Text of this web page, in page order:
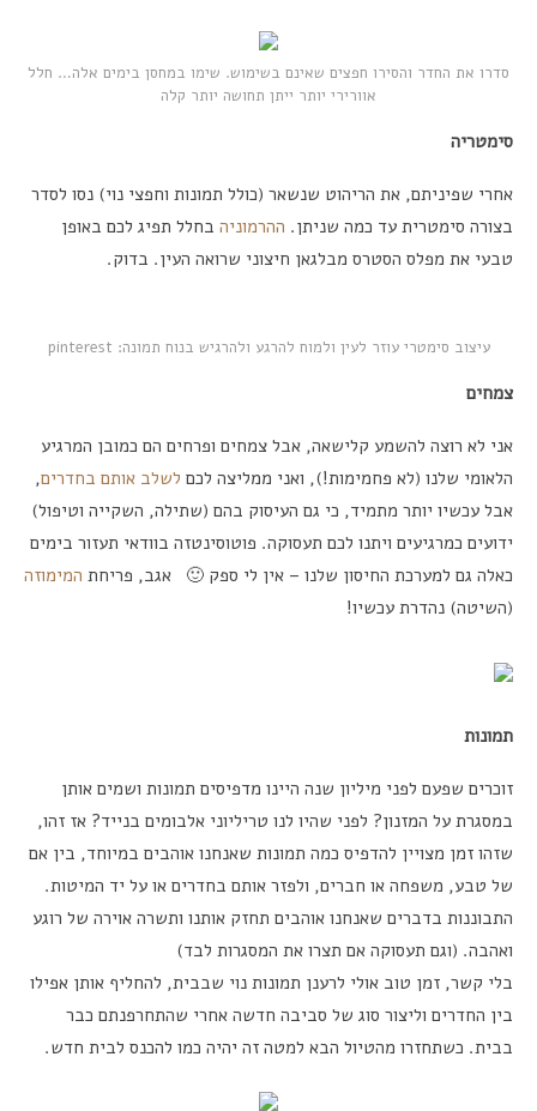
סדרו את החדר והסירו חפצים שאינם בשימוש. שימו במחסן בימים אלה… חלל
אוורירי יותר ייתן תחושה יותר קלה
סימטריה
אחרי שפיניתם, את הריהוט שנשאר (כולל תמונות וחפצי נוי) נסו לסדר
בצורה סימטרית עד כמה שניתן. ההרמוניה בחלל תפיג לכם באופן
טבעי את מפלס הסטרס מבלגאן חיצוני שרואה העין. בדוק.
עיצוב סימטרי עוזר לעין ולמוח להרגע ולהרגיש בנוח תמונה: pinterest
צמחים
אני לא רוצה להשמע קלישאה, אבל צמחים ופרחים הם כמובן המרגיע
הלאומי שלנו (לא פחמימות!), ואני ממליצה לכם לשלב אותם בחדרים,
אבל עכשיו יותר מתמיד, כי גם העיסוק בהם (שתילה, השקייה וטיפול)
ידועים כמרגיעים ויתנו לכם תעסוקה. פוטוסינטזה בוודאי תעזור בימים
כאלה גם למערכת החיסון שלנו – אין לי ספק 🙂 אגב, פריחת המימוזה
(השיטה) נהדרת עכשיו!
תמונות
זוכרים שפעם לפני מיליון שנה היינו מדפיסים תמונות ושמים אותן
במסגרת על המזנון? לפני שהיו לנו טריליוני אלבומים בנייד? אז זהו,
שזהו זמן מצויין להדפיס כמה תמונות שאנחנו אוהבים במיוחד, בין אם
של טבע, משפחה או חברים, ולפזר אותם בחדרים או על יד המיטות.
התבוננות בדברים שאנחנו אוהבים תחזק אותנו ותשרה אוירה של רוגע
ואהבה. (וגם תעסוקה אם תצרו את המסגרות לבד)
בלי קשר, זמן טוב אולי לרענן תמונות נוי שבבית, להחליף אותן אפילו
בין החדרים וליצור סוג של סביבה חדשה אחרי שהתחרפנתם כבר
בבית. כשתחזרו מהטיול הבא למטה זה יהיה כמו להכנס לבית חדש.